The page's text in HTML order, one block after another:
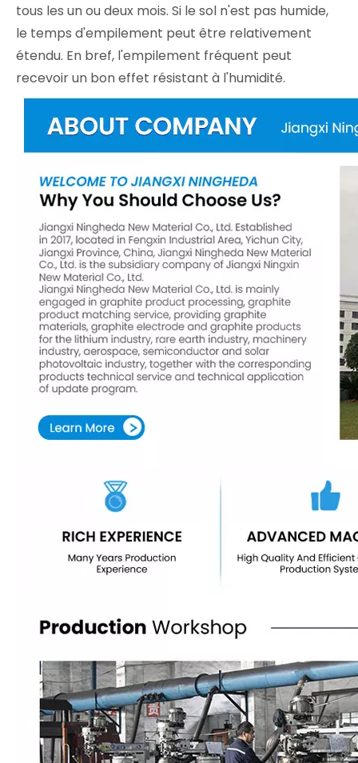
tous les un ou deux mois. Si le sol n'est pas humide,
le temps d'empilement peut être relativement
étendu. En bref, l'empilement fréquent peut
recevoir un bon effet résistant à l'humidité.